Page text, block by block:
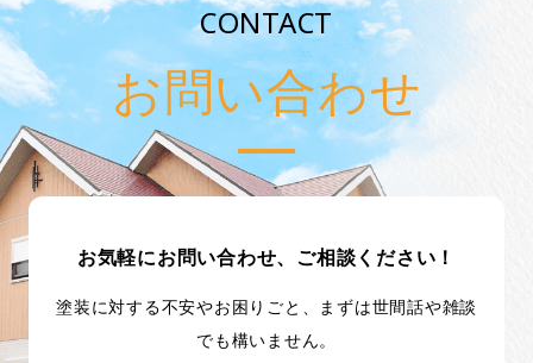
CONTACT
お問い合わせ
お気軽にお問い合わせ、ご相談ください！
塗装に対する不安やお困りごと、まずは世間話や雑談
でも構いません。